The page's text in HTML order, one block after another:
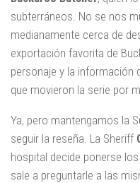
subterráneos. No se nos
medianamente cerca de
exportación favorita de
personaje y la información
que movieron la serie por
Ya, pero mantengamos la
seguir la reseña. La Sheriff
hospital decide ponerse
sale a preguntarle a las